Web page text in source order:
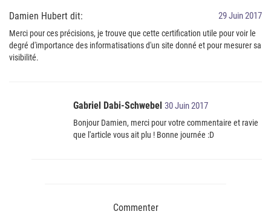
Damien Hubert dit:
29 Juin 2017
Merci pour ces précisions, je trouve que cette certification utile pour voir le
degré d'importance des informatisations d'un site donné et pour mesurer sa
visibilité.
Gabriel Dabi-Schwebel 30 Juin 2017
Bonjour Damien, merci pour votre commentaire et ravie
que l'article vous ait plu ! Bonne journée :D
Commenter